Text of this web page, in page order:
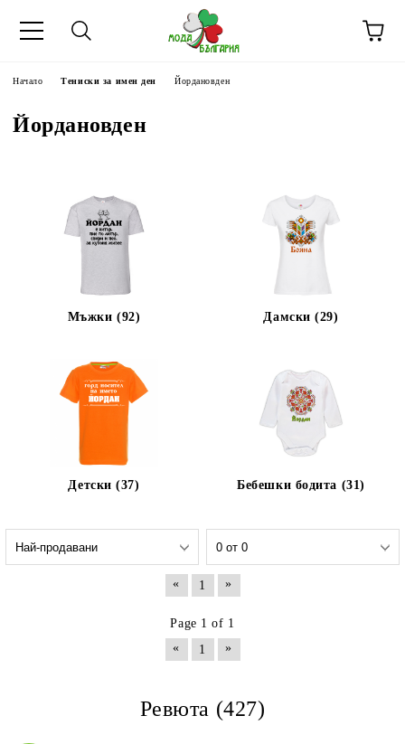
Начало Тениски за имен ден Йордановден
Йордановден
Мъжки (92) Дамски (29)
Детски (37) Бебешки бодита (31)
« 1 »
Page 1 of 1
«
1 »
Ревюта (427)